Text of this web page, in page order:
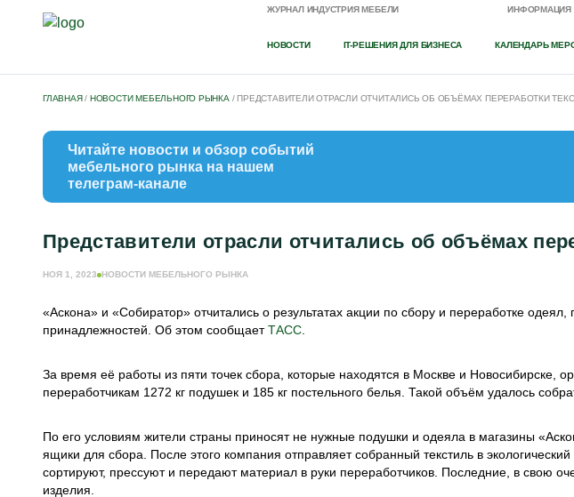
ЖУРНАЛ ИНДУСТРИЯ МЕБЕЛИ ИНФОРМАЦИЯ
НОВОСТИ IT-РЕШЕНИЯ ДЛЯ БИЗНЕСА КАЛЕНДАРЬ
ГЛАВНАЯ/ НОВОСТИ МЕБЕЛЬНОГО РЫНКА /ПРЕДСТАВИТЕЛИ ОТРАСЛИ ОТЧИТАЛИСЬ ОБ ОБЪЁМАХ ПЕРЕРАБОТКИ
Читайте новости и обзор событий
мебельного рынка на нашем
телеграм-канале
Представители отрасли отчитались об объёмах
НОЯ 1, 2023 НОВОСТИ МЕБЕЛЬНОГО РЫНКА
«Аскона» и «Собиратор» отчитались о результатах акции по сбору и переработке
принадлежностей. Об этом сообщаетТАСС
За время её работы из пяти точек сбора, которые находятся в Москве и Новосибирске,
переработчикам 1272 кг подушек и 185 кг постельного белья. Такой объём удалось
По его условиям жители страны приносят не нужные подушки и одеяла в магазины
ящики для сбора. После этого компания отправляет собранный текстиль в
сортируют, прессуют и передают материал в руки переработчиков. Последние, в свою
изделия.